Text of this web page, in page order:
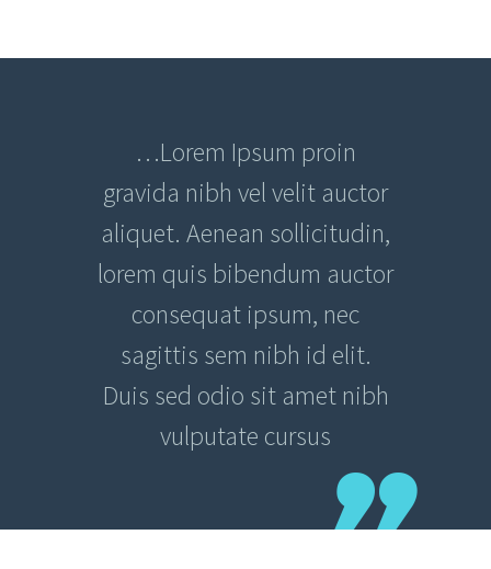
…Lorem Ipsum proin
gravida nibh vel velit auctor
aliquet. Aenean sollicitudin,
lorem quis bibendum auctor
consequat ipsum, nec
sagittis sem nibh id elit.
Duis sed odio sit amet nibh
vulputate cursus